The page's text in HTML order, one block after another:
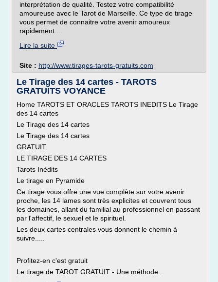
interprétation de qualité. Testez votre compatibilité
amoureuse avec le Tarot de Marseille. Ce type de tirage
vous permet de connaitre votre avenir amoureux
rapidement....
Lire la suite
Site : http://www.tirages-tarots-gratuits.com
Le Tirage des 14 cartes - TAROTS
GRATUITS VOYANCE
Home TAROTS ET ORACLES TAROTS INEDITS Le Tirage
des 14 cartes
Le Tirage des 14 cartes
Le Tirage des 14 cartes
GRATUIT
LE TIRAGE DES 14 CARTES
Tarots Inédits
Le tirage en Pyramide
Ce tirage vous offre une vue complète sur votre avenir
proche, les 14 lames sont très explicites et couvrent tous
les domaines, allant du familial au professionnel en passant
par l'affectif, le sexuel et le spirituel.
Les deux cartes centrales vous donnent le chemin à
suivre.....
Profitez-en c'est gratuit
Le tirage de TAROT GRATUIT - Une méthode...